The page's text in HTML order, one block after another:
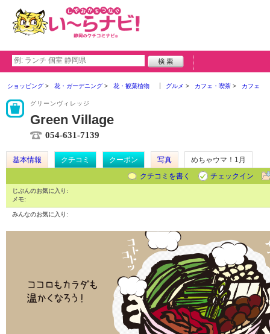
ショッピング 花・ガーデニング 花・観葉植物 グルメ カフェ・喫茶 カフェ
グリーンヴィレッジ
Green Village
054-631-7139
基本情報 クチコミ クーポン 写真
めちゃウマ！1月
クチコミを書く
チェックイン
じぶんのお気に入り:
メモ:
みんなのお気に入り: